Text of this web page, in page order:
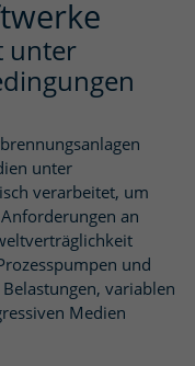
unter
unter
verarbeitet, um
an
und
variablen
Medien